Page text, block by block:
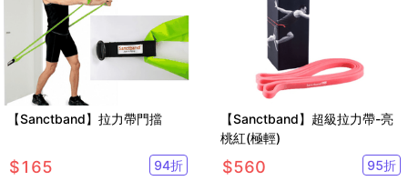
【Sanctband】拉力帶門擋
$165 94折
【Sanctband】超級拉力帶-亮
桃紅(極輕)
$560 95折